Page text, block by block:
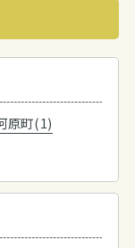
原町(1)